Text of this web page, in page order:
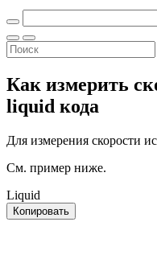
Как измерить
liquid кода
Для измерения скорости
См. пример ниже.
Liquid
Копировать